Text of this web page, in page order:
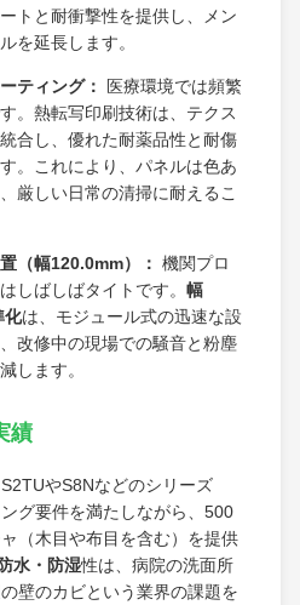
トと耐衝撃性を提供し、メン
を延長します。
ティング：
医療環境では頻繁
。熱転写印刷技術は、テクス
合し、優れた耐薬品性と耐傷
。これにより、パネルは色あ
厳しい日常の清掃に耐えるこ
（幅120.0mm）： 機関プロ
しばしばタイトです。 幅
化は、モジュール式の迅速な設
改修中の現場での騒音と粉塵
します。
績
やS8Nなどのシリーズ
グ要件を満たしながら、500
（木目や布目を含む）を提供
水・防湿性は、病院の洗面所
壁のカビという業界の課題を